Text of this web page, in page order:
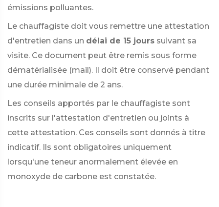
émissions polluantes.
Le chauffagiste doit vous remettre une attestation
d'entretien dans un délai de 15 jours suivant sa
visite. Ce document peut être remis sous forme
dématérialisée (mail). Il doit être conservé pendant
une durée minimale de 2 ans.
Les conseils apportés par le chauffagiste sont
inscrits sur l'attestation d'entretien ou joints à
cette attestation. Ces conseils sont donnés à titre
indicatif. Ils sont obligatoires uniquement
lorsqu'une teneur anormalement élevée en
monoxyde de carbone est constatée.